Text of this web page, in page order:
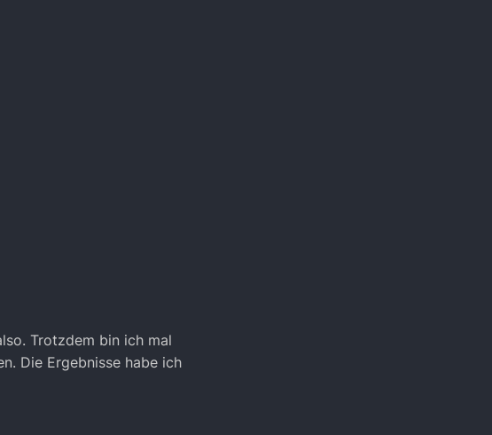
Trotzdem bin ich mal
Die Ergebnisse habe ich